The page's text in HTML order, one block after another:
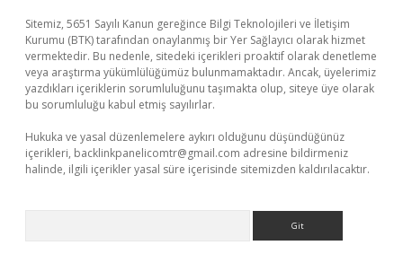
Sitemiz, 5651 Sayılı Kanun gereğince Bilgi Teknolojileri ve İletişim
Kurumu (BTK) tarafından onaylanmış bir Yer Sağlayıcı olarak hizmet
vermektedir. Bu nedenle, sitedeki içerikleri proaktif olarak denetleme
veya araştırma yükümlülüğümüz bulunmamaktadır. Ancak, üyelerimiz
yazdıkları içeriklerin sorumluluğunu taşımakta olup, siteye üye olarak
bu sorumluluğu kabul etmiş sayılırlar.
Hukuka ve yasal düzenlemelere aykırı olduğunu düşündüğünüz
içerikleri, backlinkpanelicomtr@gmail.com adresine bildirmeniz
halinde, ilgili içerikler yasal süre içerisinde sitemizden kaldırılacaktır.